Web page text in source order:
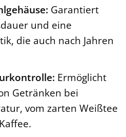
Garantiert
und eine
die auch nach Jahren
Ermöglicht
Getränken bei
vom zarten Weißtee